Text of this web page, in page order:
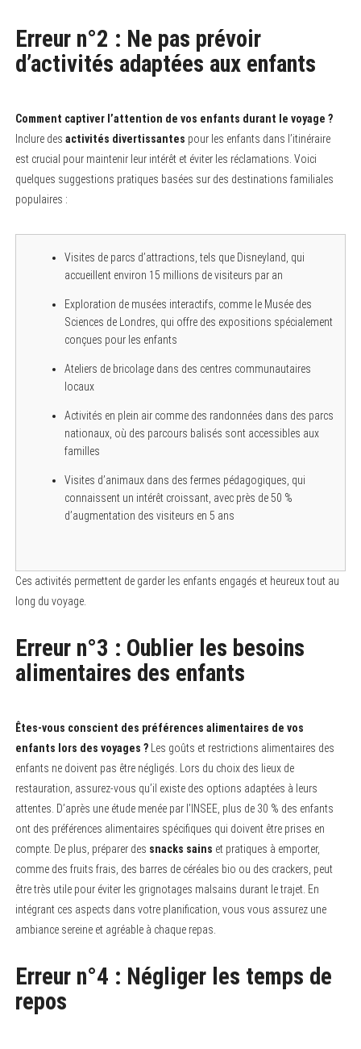
Erreur n°2 : Ne pas prévoir
d’activités adaptées aux enfants
Comment captiver l’attention de vos enfants durant le voyage ?
Inclure desactivités divertissantes pour les enfants dans l’itinéraire
est crucial pour maintenir leur intérêt et éviter les réclamations. Voici
quelques suggestions pratiques basées sur des destinations familiales
populaires :
Visites de parcs d’attractions, tels que Disneyland, qui
accueillent environ 15 millions de visiteurs par an
Exploration de musées interactifs, comme le Musée des
Sciences de Londres, qui offre des expositions spécialement
conçues pour les enfants
Ateliers de bricolage dans des centres communautaires
locaux
Activités en plein air comme des randonnées dans des parcs
nationaux, où des parcours balisés sont accessibles aux
familles
Visites d’animaux dans des fermes pédagogiques, qui
connaissent un intérêt croissant, avec près de 50 %
d’augmentation des visiteurs en 5 ans
Ces activités permettent de garder les enfants engagés et heureux tout au
long du voyage.
Erreur n°3 : Oublier les besoins
alimentaires des enfants
Êtes-vous conscient des préférences alimentaires de vos
enfants lors des voyages ? Les goûts et restrictions alimentaires des
enfants ne doivent pas être négligés. Lors du choix des lieux de
restauration, assurez-vous qu’il existe des options adaptées à leurs
attentes. D’après une étude menée par l’INSEE, plus de 30 % des enfants
ont des préférences alimentaires spécifiques qui doivent être prises en
compte. De plus, préparer des snacks sains et pratiques à emporter,
comme des fruits frais, des barres de céréales bio ou des crackers, peut
être très utile pour éviter les grignotages malsains durant le trajet. En
intégrant ces aspects dans votre planification, vous vous assurez une
ambiance sereine et agréable à chaque repas.
Erreur n°4 : Négliger les temps de
repos